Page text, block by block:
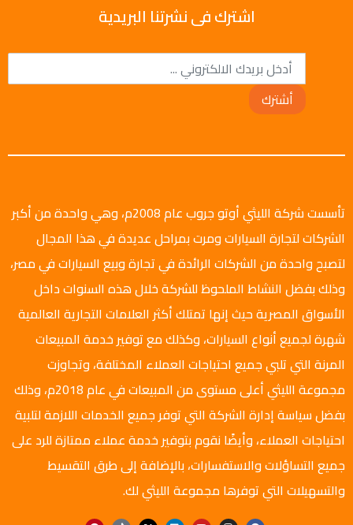
اشترك فى نشرتنا البريدية
أشترك
تأسست شركة الليثي أوتو جروب عام 2008م، وهي واحدة من أكبر
الشركات لتجارة السيارات ومرت بمراحل عديدة في هذا المجال
لتصبح واحدة من الشركات الرائدة في تجارة وبيع السيارات في مصر،
وذلك بفضل النشاط الملحوظ للشركة خلال هذه السنوات داخل
الأسواق المصرية حيث إنها تمتلك أكثر العلامات التجارية العالمية
شهرة لجميع أنواع السيارات، وكذلك مع توفير خدمة المبيعات
المرنة التي تلبي جميع احتياجات العملاء المختلفة، وتجاوزت
مجموعة الليثي أعلى مستوى من المبيعات في عام 2018م، وذلك
بفضل سياسة إدارة الشركة التي توفر جميع الخدمات اللازمة لتلبية
احتياجات العملاء، وأيضًا نقوم بتوفير خدمة عملاء ممتازة للرد على
جميع التساؤلات والاستفسارات، بالإضافة إلى طرق التقسيط
والتسهيلات التي توفرها مجموعة الليثي لك.